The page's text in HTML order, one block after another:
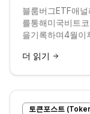
블룸버그ETF애
를통해미국비트
을기록하며4월이
더 읽기
토큰포스트